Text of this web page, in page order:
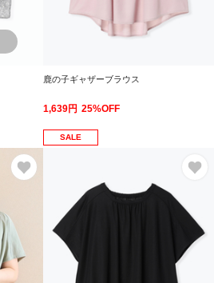
鹿の子ギャザーブラウス
1,639円 25%OFF
SALE